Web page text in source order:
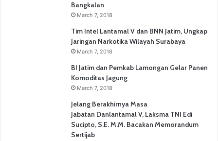
Bangkalan
March 7, 2018
Tim Intel Lantamal V dan BNN Jatim, Ungkap
Jaringan Narkotika Wilayah Surabaya
March 7, 2018
BI Jatim dan Pemkab Lamongan Gelar Panen
Komoditas Jagung
March 7, 2018
Jelang Berakhirnya Masa
Jabatan Danlantamal V, Laksma TNI Edi
Sucipto, S.E. M.M. Bacakan Memorandum
Sertijab